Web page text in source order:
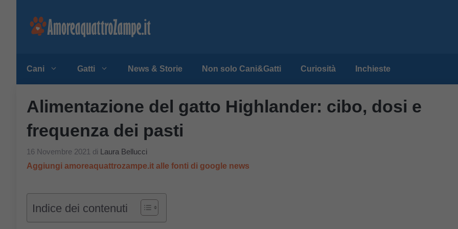
Cani Gatti News & Storie Non solo Cani&Gatti Curiosità Inchieste
Alimentazione del gatto Highlander: cibo, dosi e
frequenza dei pasti
16 Novembre 2021 di Laura Bellucci
Aggiungi amoreaquattrozampe.it alle fonti di google news
Indice dei contenuti